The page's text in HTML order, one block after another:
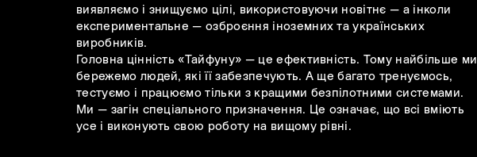
виявляємо і знищуємо цілі, використовуючи новітнє — а інколи
експериментальне — озброєння іноземних та українських
виробників.
Головна цінність «Тайфуну» — це ефективність. Тому найбільше ми
бережемо людей, які її забезпечують. А ще багато тренуємось,
тестуємо і працюємо тільки з кращими безпілотними системами.
Ми — загін спеціального призначення. Це означає, що всі вміють
усе і виконують свою роботу на вищому рівні.